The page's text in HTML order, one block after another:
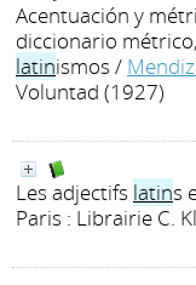
Acentuación y
diccionario
latinismos /
Voluntad (1927)
Les adjectifs latins
Paris : Librairie C.